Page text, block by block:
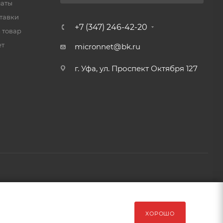
товар
+7 (347) 246-42-20
micronnet@bk.ru
г. Уфа, ул. Проспект Октября 127
ХОРОШО